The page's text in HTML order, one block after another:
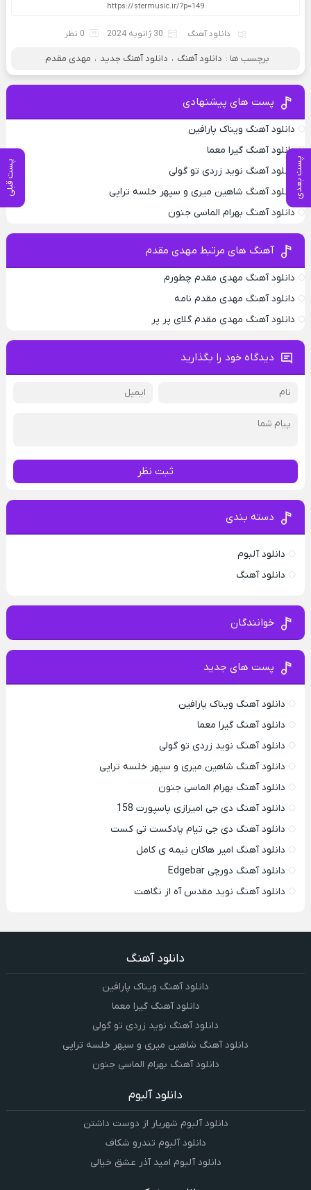
پست بعدی پست قبلی
دانلود آهنگ 30 ژانویه 2024 0 نظر
برچسب ها : دانلود آهنگ ، دانلود آهنگ جدید ، مهدی مقدم
پست های پیشنهادی
دانلود آهنگ ویناک پارافین
دانلود آهنگ گیرا معما
دانلود آهنگ نوید زردی تو گولی
دانلود آهنگ شاهین میری و سپهر خلسه تراپی
دانلود آهنگ بهرام الماسی جنون
آهنگ های مرتبط مهدی مقدم
دانلود آهنگ مهدی مقدم چطورم
دانلود آهنگ مهدی مقدم نامه
دانلود آهنگ مهدی مقدم گلای پر پر
دیدگاه خود را بگذارید
ثبت نظر
دسته بندی
دانلود آلبوم
دانلود آهنگ
خوانندگان
پست های جدید
دانلود آهنگ ویناک پارافین
دانلود آهنگ گیرا معما
دانلود آهنگ نوید زردی تو گولی
دانلود آهنگ شاهین میری و سپهر خلسه تراپی
دانلود آهنگ بهرام الماسی جنون
دانلود آهنگ دی جی امیرازی پاسپورت 158
دانلود آهنگ دی جی تیام پادکست تی کست
دانلود آهنگ امیر هاکان نیمه ی کامل
دانلود آهنگ دورچی Edgebar
دانلود آهنگ نوید مقدس آه از نگاهت
دانلود آهنگ
دانلود آهنگ ویناک پارافین
دانلود آهنگ گیرا معما
دانلود آهنگ نوید زردی تو گولی
دانلود آهنگ شاهین میری و سپهر خلسه تراپی
دانلود آهنگ بهرام الماسی جنون
دانلود آلبوم
دانلود آلبوم شهریار از دوست داشتن
دانلود آلبوم تندرو شکاف
دانلود آلبوم امید آذر عشق خیالی